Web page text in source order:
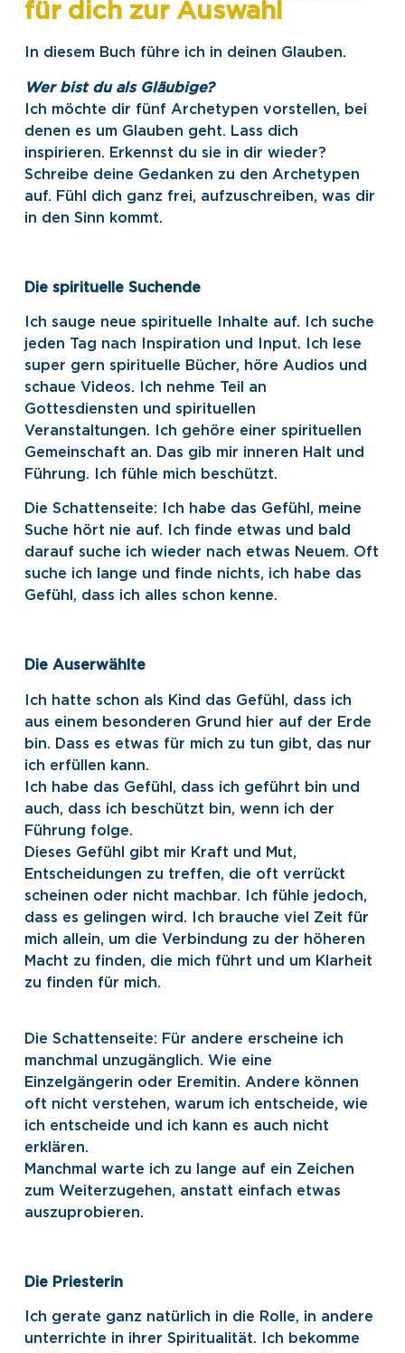
für dich zur Auswahl
In diesem Buch führe ich in deinen Glauben.
Wer bist du als Gläubige?
Ich möchte dir fünf Archetypen vorstellen, bei
denen es um Glauben geht. Lass dich
inspirieren. Erkennst du sie in dir wieder?
Schreibe deine Gedanken zu den Archetypen
auf. Fühl dich ganz frei, aufzuschreiben, was dir
in den Sinn kommt.
Die spirituelle Suchende
Ich sauge neue spirituelle Inhalte auf. Ich suche
jeden Tag nach Inspiration und Input. Ich lese
super gern spirituelle Bücher, höre Audios und
schaue Videos. Ich nehme Teil an
Gottesdiensten und spirituellen
Veranstaltungen. Ich gehöre einer spirituellen
Gemeinschaft an. Das gib mir inneren Halt und
Führung. Ich fühle mich beschützt.
Die Schattenseite: Ich habe das Gefühl, meine
Suche hört nie auf. Ich finde etwas und bald
darauf suche ich wieder nach etwas Neuem. Oft
suche ich lange und finde nichts, ich habe das
Gefühl, dass ich alles schon kenne.
Die Auserwählte
Ich hatte schon als Kind das Gefühl, dass ich
aus einem besonderen Grund hier auf der Erde
bin. Dass es etwas für mich zu tun gibt, das nur
ich erfüllen kann.
Ich habe das Gefühl, dass ich geführt bin und
auch, dass ich beschützt bin, wenn ich der
Führung folge.
Dieses Gefühl gibt mir Kraft und Mut,
Entscheidungen zu treffen, die oft verrückt
scheinen oder nicht machbar. Ich fühle jedoch,
dass es gelingen wird. Ich brauche viel Zeit für
mich allein, um die Verbindung zu der höheren
Macht zu finden, die mich führt und um Klarheit
zu finden für mich.
Die Schattenseite: Für andere erscheine ich
manchmal unzugänglich. Wie eine
Einzelgängerin oder Eremitin. Andere können
oft nicht verstehen, warum ich entscheide, wie
ich entscheide und ich kann es auch nicht
erklären.
Manchmal warte ich zu lange auf ein Zeichen
zum Weiterzugehen, anstatt einfach etwas
auszuprobieren.
Die Priesterin
Ich gerate ganz natürlich in die Rolle, in andere
unterrichte in ihrer Spiritualität. Ich bekomme